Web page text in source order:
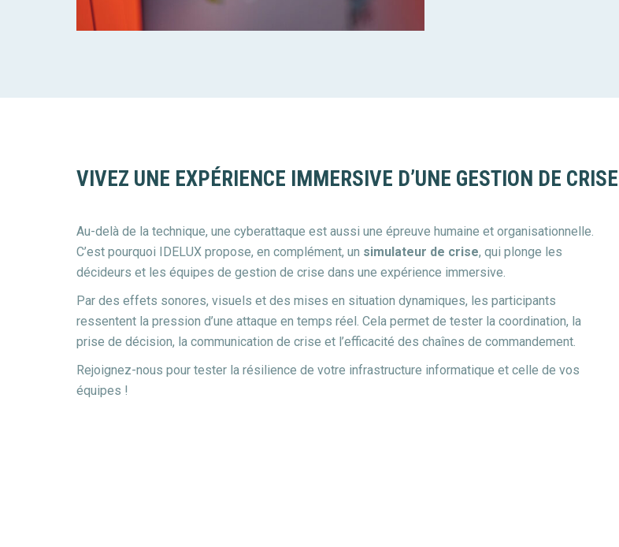
VIVEZ UNE EXPÉRIENCE IMMERSIVE D’UNE GESTION DE
Au-delà de la technique, une cyberattaque est aussi une épreuve humaine et organisationnelle.
C’est pourquoi IDELUX propose, en complément, un simulateur de crise, qui plonge les
décideurs et les équipes de gestion de crise dans une expérience immersive.
Par des effets sonores, visuels et des mises en situation dynamiques, les participants
ressentent la pression d’une attaque en temps réel. Cela permet de tester la coordination, la
prise de décision, la communication de crise et l’efficacité des chaînes de commandement.
Rejoignez-nous pour tester la résilience de votre infrastructure informatique et celle de vos
équipes !